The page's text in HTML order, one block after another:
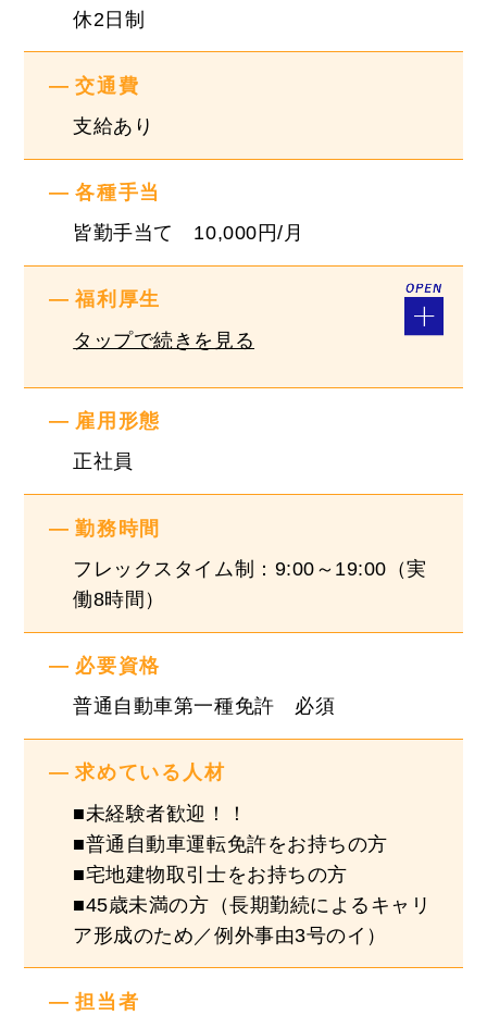
月間平均インセンティブ315,000円！
インセンティブとして支給になります。
『研修』
ハウスドゥ本部の手厚い研修制度を利用する事が
可能です。不動産業界の知識を始め、営業ノウハ
ウ、システムの使い方まで学ぶことが可能です。
現在７期目
１期 / ０.１億円（従業員５名）
６期 / ４.９７億円（従業員３０名）
休日出勤一切無し！
有給・育休・産休・退職金など福利厚生充実！
まずは会社説明をさせていただきますので一度お
話してみませんか？
☆★＼Instagram／★☆
当社の雰囲気が分かると思いますので、是非ご覧
ください！！
https://www.instagram.com/finetrust_recruit/
【試用期間】あり
休2日制
交通費
支給あり
各種手当
皆勤手当て 10,000円/月
福利厚生
タップで続きを見る
雇用形態
正社員
勤務時間
フレックスタイム制：9:00～19:00（実
働8時間）
必要資格
普通自動車第一種免許 必須
求めている人材
■未経験者歓迎！！
■普通自動車運転免許をお持ちの方
■宅地建物取引士をお持ちの方
■45歳未満の方（長期勤続によるキャリ
ア形成のため／例外事由3号のイ）
担当者